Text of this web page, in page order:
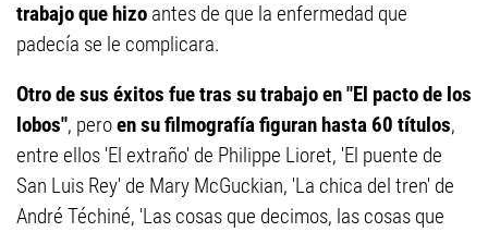
trabajo que hizo antes de que la enfermedad que
padecía se le complicara.
Otro de sus éxitos fue tras su trabajo en "El pacto de los
lobos", peroen su filmografía figuran hasta 60 títulos,
entre ellos 'El extraño' de Philippe Lioret, 'El puente de
San Luis Rey' de Mary McGuckian, 'La chica del tren' de
André Téchiné, 'Las cosas que decimos, las cosas que